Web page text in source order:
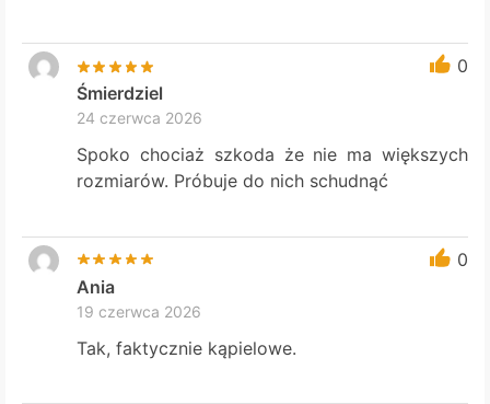
0
Śmierdziel
24 czerwca 2026
Spoko chociaż szkoda że nie ma większych
rozmiarów. Próbuje do nich schudnąć
0
Ania
19 czerwca 2026
Tak, faktycznie kąpielowe.